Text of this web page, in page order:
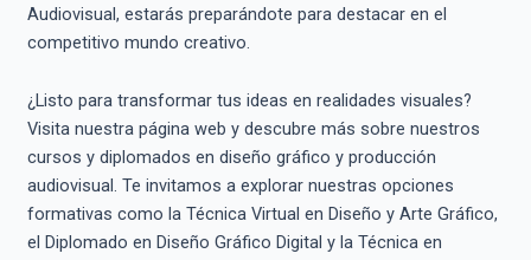
Audiovisual, estarás preparándote para destacar en el
competitivo mundo creativo.
¿Listo para transformar tus ideas en realidades visuales?
Visita nuestra página web y descubre más sobre nuestros
cursos y diplomados en diseño gráfico y producción
audiovisual. Te invitamos a explorar nuestras opciones
formativas como la Técnica Virtual en Diseño y Arte Gráfico,
el Diplomado en Diseño Gráfico Digital y la Técnica en